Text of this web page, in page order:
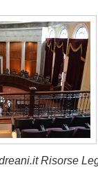
Risorse